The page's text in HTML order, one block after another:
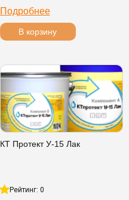
Подробнее
В корзину
КТ Протект У-15 Лак
Рейтинг: 0